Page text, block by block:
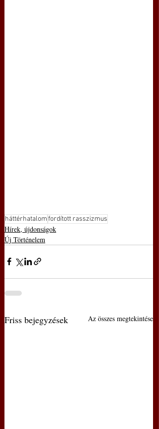
háttérhatalomfordított rasszizmus
Hírek, újdonságok
Új Történelem
Friss bejegyzések Az összes megtekintése